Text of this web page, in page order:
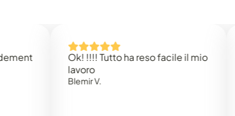
Ok! !!!! Tutto ha reso facile il mio